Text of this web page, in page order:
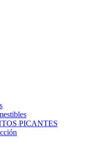
PICANTES